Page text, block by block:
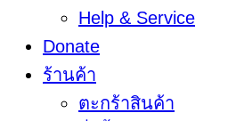
Help & Service
Donate
ร้านค้า
ตะกร้าสินค้า